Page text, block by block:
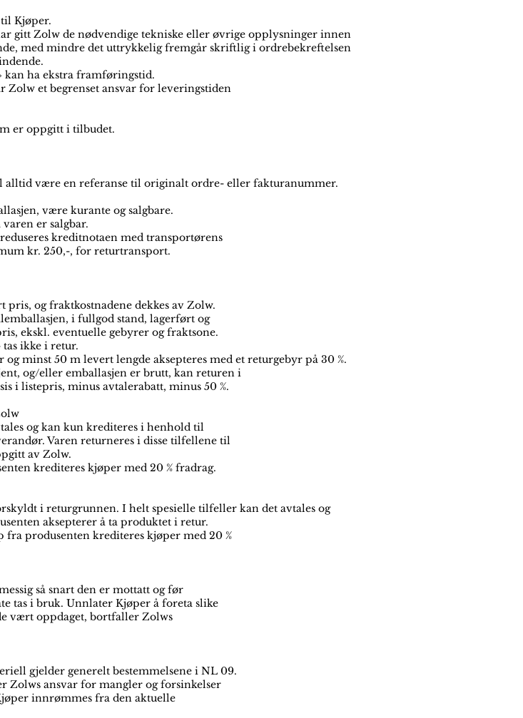
Kjøper.
gitt Zolw de nødvendige tekniske eller øvrige opplysninger innen
med mindre det uttrykkelig fremgår skriftlig i ordrebekreftelsen
kan ha ekstra framføringstid.
Zolw et begrenset ansvar for leveringstiden
er oppgitt i tilbudet.
alltid være en referanse til originalt ordre- eller fakturanummer.
være kurante og salgbare.
er salgbar.
kreditnotaen med transportørens
kr. 250,-, for returtransport.
og fraktkostnadene dekkes av Zolw.
i fullgod stand, lagerført og
ekskl. eventuelle gebyrer og fraktsone.
ikke i retur.
minst 50 m levert lengde aksepteres med et returgebyr på 30 %.
og/eller emballasjen er brutt, kan returen i
i listepris, minus avtalerabatt, minus 50 %.
og kan kun krediteres i henhold til
Varen returneres i disse tilfellene til
av Zolw.
krediteres kjøper med 20 % fradrag.
i returgrunnen. I helt spesielle tilfeller kan det avtales og
aksepterer å ta produktet i retur.
produsenten krediteres kjøper med 20 %
så snart den er mottatt og før
tas i bruk. Unnlater Kjøper å foreta slike
vært oppdaget, bortfaller Zolws
gjelder generelt bestemmelsene i NL 09.
Zolws ansvar for mangler og forsinkelser
innrømmes fra den aktuelle